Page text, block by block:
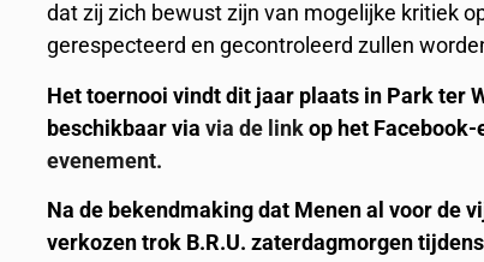
dat zij zich bewust zijn van mogelijke kritiek
gerespecteerd en gecontroleerd zullen
Het toernooi vindt dit jaar plaats in Park ter
beschikbaar viavia de linkop het
evenement.
Na de bekendmaking dat Menen al voor de
verkozen trok B.R.U. zaterdagmorgen